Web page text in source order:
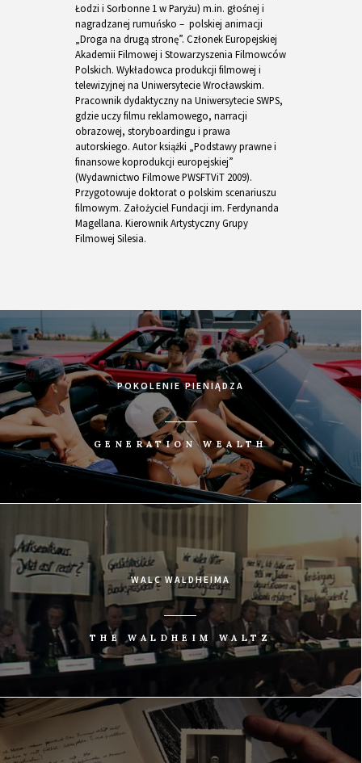
Łodzi i Sorbonne 1 w Paryżu) m.in. głośnej i
nagradzanej rumuńsko – polskiej animacji
„Droga na drugą stronę”. Członek Europejskiej
Akademii Filmowej i Stowarzyszenia Filmowców
Polskich. Wykładowca produkcji filmowej i
telewizyjnej na Uniwersytecie Wrocławskim.
Pracownik dydaktyczny na Uniwersytecie SWPS,
gdzie uczy filmu reklamowego, narracji
obrazowej, storyboardingu i prawa
autorskiego. Autor książki „Podstawy prawne i
finansowe koprodukcji europejskiej”
(Wydawnictwo Filmowe PWSFTViT 2009).
Przygotowuje doktorat o polskim scenariuszu
filmowym. Założyciel Fundacji im. Ferdynanda
Magellana. Kierownik Artystyczny Grupy
Filmowej Silesia.
POKOLENIE PIENIĄDZA
GENERATION WEALTH
WALC WALDHEIMA
THE WALDHEIM WALTZ